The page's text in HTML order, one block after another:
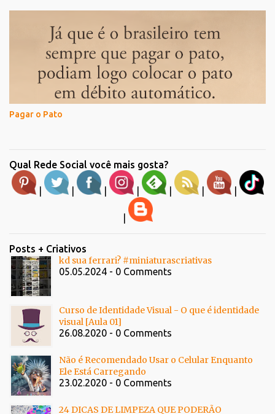
Pagar o Pato
Qual Rede Social você mais gosta?
| | | | | | |
Posts + Criativos
kd sua ferrari? #miniaturascriativas
05.05.2024 - 0 Comments
Curso de Identidade Visual - O que é identidade
visual [Aula 01]
26.08.2020 - 0 Comments
Não é Recomendado Usar o Celular Enquanto
Ele Está Carregando
23.02.2020 - 0 Comments
24 DICAS DE LIMPEZA QUE PODERÃO